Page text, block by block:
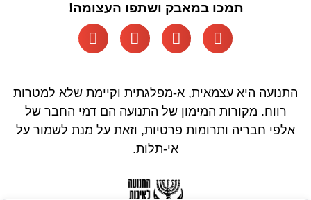
תמכו במאבק ושתפו העצומה!
התנועה היא עצמאית, א-מפלגתית וקיימת שלא למטרות
רווח. מקורות המימון של התנועה הם דמי החבר של
אלפי חבריה ותרומות פרטיות, וזאת על מנת לשמור על
אי-תלות.